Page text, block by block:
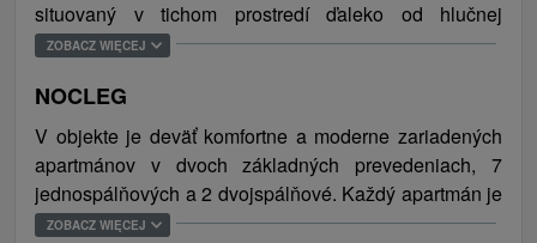
situovaný v tichom prostredí ďaleko od hlučnej
komunikácie. Komplex moderne zariadených
vytvára dokonalé miesto pre relaxáciu a oddych.
Apartmány zabezpečujú vhodné privátne ubytovanie s
možnosťou výberu sprievodných ubytovacích služieb
ako recepcia, stravovanie, upratovanie izieb. Hosťom
sú k dispozícii aj služby (jacuzzi, detský kútik)
ZOBACZ WIĘCEJ
NOCLEG
V objekte je deväť komfortne a moderne zariadených
apartmánov v dvoch základných prevedeniach, 7
jednospálňových a 2 dvojspálňové. Každý apartmán je
vybavený kompletne zariadenou kuchyňou (varná
ZOBACZ WIĘCEJ